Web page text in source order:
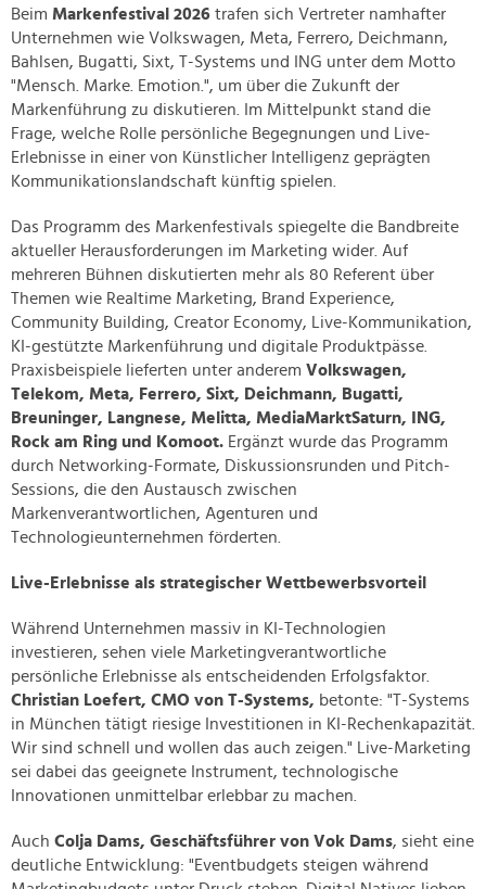
Beim Markenfestival 2026 trafen sich Vertreter namhafter
Unternehmen wie Volkswagen, Meta, Ferrero, Deichmann,
Bahlsen, Bugatti, Sixt, T-Systems und ING unter dem Motto
"Mensch. Marke. Emotion.", um über die Zukunft der
Markenführung zu diskutieren. Im Mittelpunkt stand die
Frage, welche Rolle persönliche Begegnungen und Live-
Erlebnisse in einer von Künstlicher Intelligenz geprägten
Kommunikationslandschaft künftig spielen.
Das Programm des Markenfestivals spiegelte die Bandbreite
aktueller Herausforderungen im Marketing wider. Auf
mehreren Bühnen diskutierten mehr als 80 Referent über
Themen wie Realtime Marketing, Brand Experience,
Community Building, Creator Economy, Live-Kommunikation,
KI-gestützte Markenführung und digitale Produktpässe.
Praxisbeispiele lieferten unter anderem Volkswagen,
Telekom, Meta, Ferrero, Sixt, Deichmann, Bugatti,
Breuninger, Langnese, Melitta, MediaMarktSaturn, ING,
Rock am Ring und Komoot. Ergänzt wurde das Programm
durch Networking-Formate, Diskussionsrunden und Pitch-
Sessions, die den Austausch zwischen
Markenverantwortlichen, Agenturen und
Technologieunternehmen förderten.
Live-Erlebnisse als strategischer Wettbewerbsvorteil
Während Unternehmen massiv in KI-Technologien
investieren, sehen viele Marketingverantwortliche
persönliche Erlebnisse als entscheidenden Erfolgsfaktor.
Christian Loefert, CMO von T-Systems, betonte: "T-Systems
in München tätigt riesige Investitionen in KI-Rechenkapazität.
Wir sind schnell und wollen das auch zeigen." Live-Marketing
sei dabei das geeignete Instrument, technologische
Innovationen unmittelbar erlebbar zu machen.
Auch Colja Dams, Geschäftsführer von Vok Dams, sieht eine
deutliche Entwicklung: "Eventbudgets steigen während